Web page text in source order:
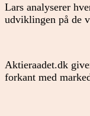
Lars analyserer
udviklingen på de
Aktieraadet.dk
forkant med